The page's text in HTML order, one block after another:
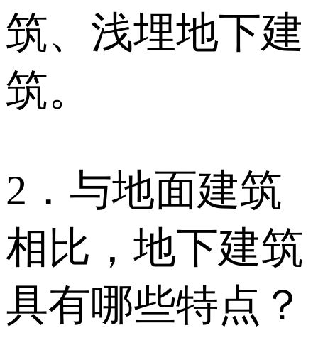
筑、浅埋地下建
筑。
2．与地面建筑
相比，地下建筑
具有哪些特点？